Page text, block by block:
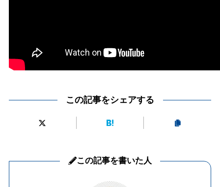
この記事をシェアする
この記事を書いた人